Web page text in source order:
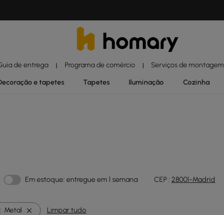
de entrega | Programa de comércio | Serviços de montagem
e tapetes Tapetes Iluminação Cozinha
Em estoque: entregue em 1 semana CEP : 28001-Madrid
Metal Limpar tudo